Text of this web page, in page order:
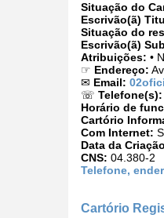
Situação do
Escrivão(ã)
Situação do
Escrivão(ã)
Atribuições: •
☞ Endereço:
✉ Email:
☏ Telefone(s):
Horário de
Cartório
Com Internet:
Data da
CNS: 04.380-2
Telefone,
Cartório